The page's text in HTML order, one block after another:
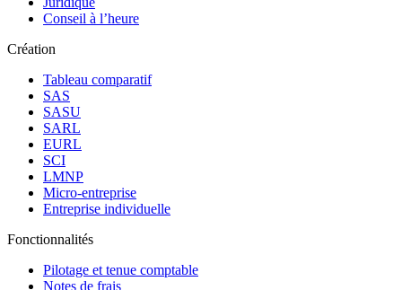
Conseil à l’heure
Création
Tableau comparatif
SAS
SASU
SARL
EURL
SCI
LMNP
Micro-entreprise
Entreprise individuelle
Fonctionnalités
Pilotage et tenue comptable
Notes de frais